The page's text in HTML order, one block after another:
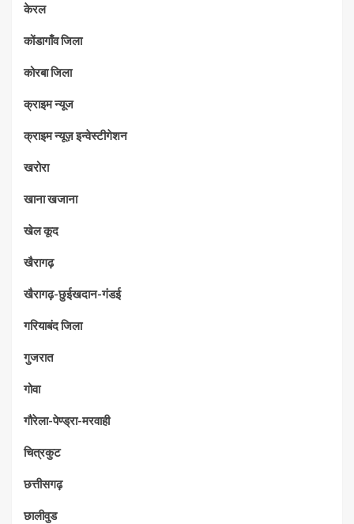
केरल
कोंडागाँव जिला
कोरबा जिला
क्राइम न्यूज
क्राइम न्यूज़ इन्वेस्टीगेशन
खरोरा
खाना खजाना
खेल कूद
खैरागढ़
खैरागढ़-छुईखदान-गंडई
गरियाबंद जिला
गुजरात
गोवा
गौरेला-पेण्ड्रा-मरवाही
चित्रकुट
छत्तीसगढ़
छालीवुड